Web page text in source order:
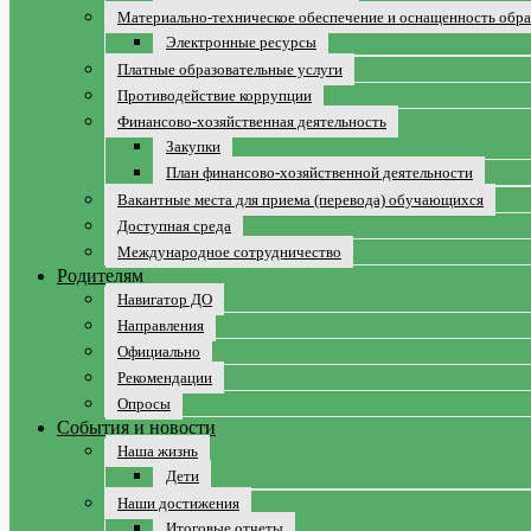
Материально-техническое обеспечение и оснащенность
Электронные ресурсы
Платные образовательные услуги
Противодействие коррупции
Финансово-хозяйственная деятельность
Закупки
План финансово-хозяйственной деятельности
Вакантные места для приема (перевода) обучающихся
Доступная среда
Международное сотрудничество
Родителям
Навигатор ДО
Направления
Официально
Рекомендации
Опросы
События и новости
Наша жизнь
Дети
Наши достижения